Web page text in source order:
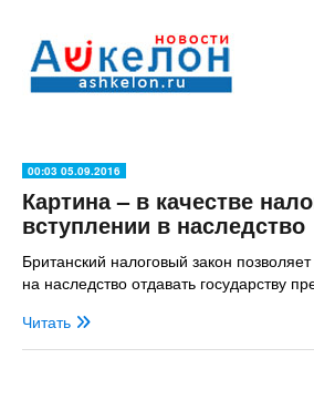
00:03 05.09.2016
Картина – в качестве
вступлении в наследство
Британский налоговый закон
на наследство отдавать государству
Читать